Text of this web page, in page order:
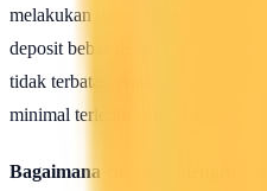
melakukan daftar anda harus
deposit bebas dengan ketentuan
tidak terbatas. Anda bisa isi
minimal terlebih dahulu untuk uji
Bagaimana caranya mengisi